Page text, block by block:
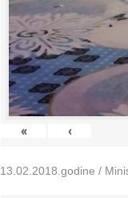
« ‹
13.02.2018.godine /